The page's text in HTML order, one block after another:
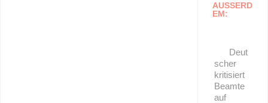
AUSSERD
EM:
Deut
scher
kritisiert
Beamte
auf